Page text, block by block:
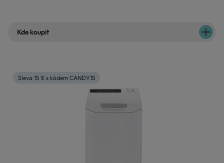
Kde koupit
Sleva 15 % s kódem CANDY15